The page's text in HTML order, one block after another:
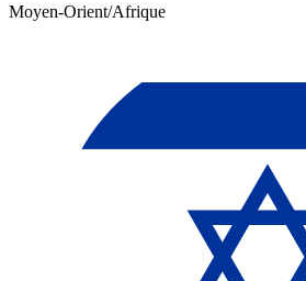
Moyen-Orient/Afrique​​